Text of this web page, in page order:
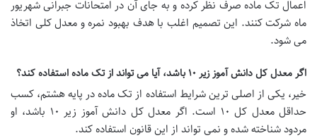
اعمال تک ماده صرف نظر کرده و به جای آن در امتحانات جبرانی شهریور
ماه شرکت کنند. این تصمیم اغلب با هدف بهبود نمره و معدل کلی اتخاذ
می شود.
اگر معدل کل دانش آموز زیر ۱۰ باشد، آیا می تواند از تک ماده استفاده کند؟
خیر، یکی از اصلی ترین شرایط استفاده از تک ماده در پایه هشتم، کسب
حداقل معدل کل ۱۰ است. اگر معدل کل دانش آموز زیر ۱۰ باشد، او
مردود شناخته شده و نمی تواند از این قانون استفاده کند.